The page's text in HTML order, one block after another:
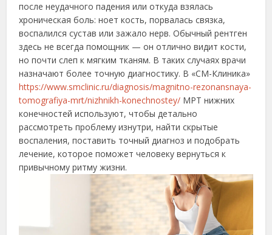
после неудачного падения или откуда взялась
хроническая боль: ноет кость, порвалась связка,
воспалился сустав или зажало нерв. Обычный рентген
здесь не всегда помощник — он отлично видит кости,
но почти слеп к мягким тканям. В таких случаях врачи
назначают более точную диагностику. В «СМ-Клиника»
https://www.smclinic.ru/diagnosis/magnitno-rezonansnaya-
tomografiya-mrt/nizhnikh-konechnostey/ МРТ нижних
конечностей используют, чтобы детально
рассмотреть проблему изнутри, найти скрытые
воспаления, поставить точный диагноз и подобрать
лечение, которое поможет человеку вернуться к
привычному ритму жизни.